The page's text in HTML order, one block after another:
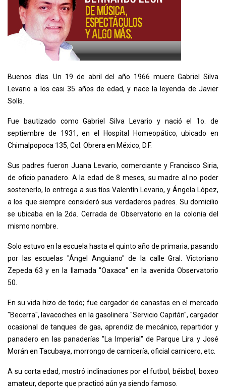
Buenos días. Un 19 de abril del año 1966 muere Gabriel Silva
Levario a los casi 35 años de edad, y nace la leyenda de Javier
Solís.
Fue bautizado como Gabriel Silva Levario y nació el 1o. de
septiembre de 1931, en el Hospital Homeopático, ubicado en
Chimalpopoca 135, Col. Obrera en México, D.F.
Sus padres fueron Juana Levario, comerciante y Francisco Siria,
de oficio panadero. A la edad de 8 meses, su madre al no poder
sostenerlo, lo entrega a sus tíos Valentín Levario, y Ángela López,
a los que siempre consideró sus verdaderos padres. Su domicilio
se ubicaba en la 2da. Cerrada de Observatorio en la colonia del
mismo nombre.
Solo estuvo en la escuela hasta el quinto año de primaria, pasando
por las escuelas "Ángel Anguiano" de la calle Gral. Victoriano
Zepeda 63 y en la llamada "Oaxaca" en la avenida Observatorio
50.
En su vida hizo de todo; fue cargador de canastas en el mercado
"Becerra", lavacoches en la gasolinera "Servicio Capitán", cargador
ocasional de tanques de gas, aprendiz de mecánico, repartidor y
panadero en las panaderías "La Imperial" de Parque Lira y José
Morán en Tacubaya, morrongo de carnicería, oficial carnicero, etc.
A su corta edad, mostró inclinaciones por el futbol, béisbol, boxeo
amateur, deporte que practicó aún ya siendo famoso.